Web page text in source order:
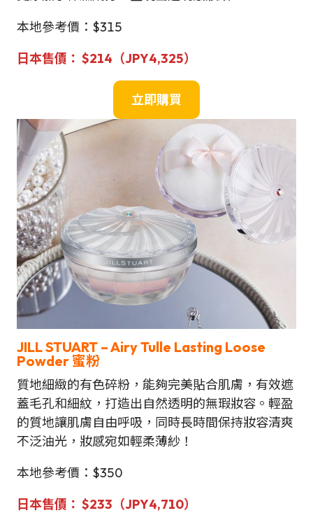
本地參考價：$315
日本售價： $214（JPY4,325）
立即購買
JILL STUART – Airy Tulle Lasting Loose
Powder 蜜粉
質地細緻的有色碎粉，能夠完美貼合肌膚，有效遮
蓋毛孔和細紋，打造出自然透明的無瑕妝容。輕盈
的質地讓肌膚自由呼吸，同時長時間保持妝容清爽
不泛油光，妝感宛如輕柔薄紗！
本地參考價：$350
日本售價： $233（JPY4,710）